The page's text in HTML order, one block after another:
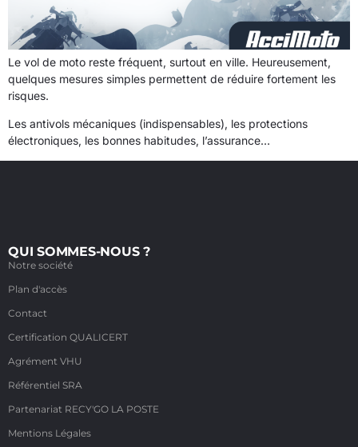
Le vol de moto reste fréquent, surtout en ville. Heureusement,
quelques mesures simples permettent de réduire fortement les
risques.
Les antivols mécaniques (indispensables), les protections
électroniques, les bonnes habitudes, l’assurance…
QUI SOMMES-NOUS ?
Notre société
Plan d'accès
Contact
Certification QUALICERT
Agrément VHU
Référentiel SRA
Partenariat RECY'GO LA POSTE
Mentions Légales